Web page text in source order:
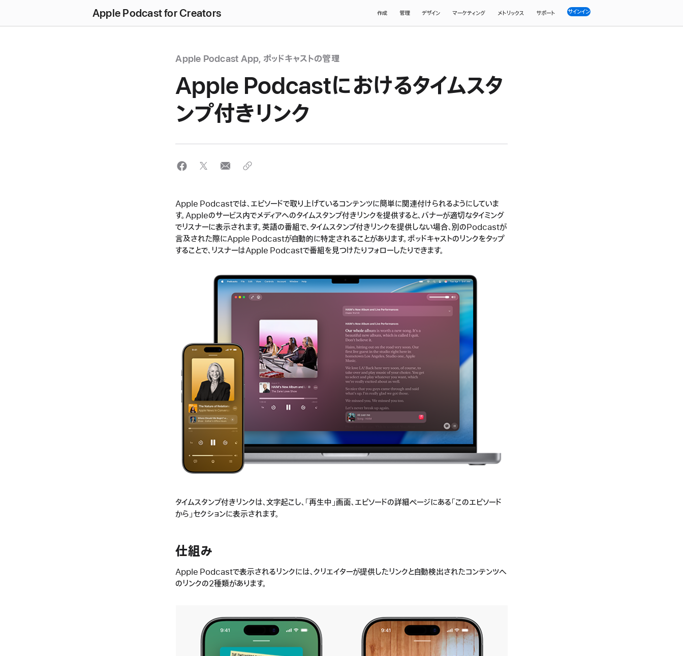
Apple Podcast for Creators 作成 管理 デザイン マーケティング メトリックス サポート サインイン
Apple Podcast App, ポッドキャストの管理
Apple Podcastにおけるタイムスタ
ンプ付きリンク
Apple Podcastでは、エピソードで取り上げているコンテンツに簡単に関連付けられるようにしていま
す。Appleのサービス内でメディアへのタイムスタンプ付きリンクを提供すると、バナーが適切なタイミング
でリスナーに表示されます。英語の番組で、タイムスタンプ付きリンクを提供しない場合、別のPodcastが
言及された際にApple Podcastが自動的に特定されることがあります。ポッドキャストのリンクをタップ
することで、リスナーはApple Podcastで番組を見つけたりフォローしたりできます。
タイムスタンプ付きリンクは、文字起こし、「再生中」画面、エピソードの詳細ページにある「このエピソード
から」セクションに表示されます。
仕組み
Apple Podcastで表示されるリンクには、クリエイターが提供したリンクと自動検出されたコンテンツへ
のリンクの2種類があります。